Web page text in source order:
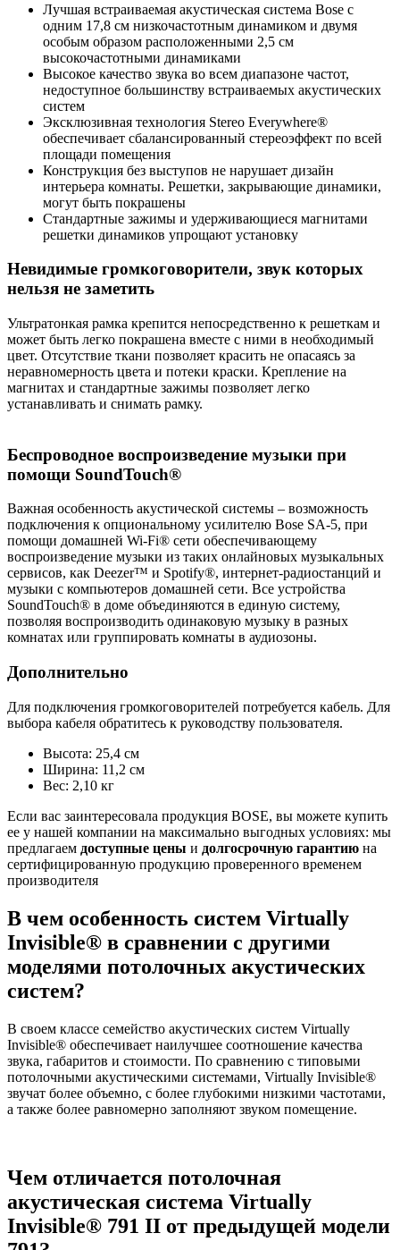
Лучшая встраиваемая акустическая система Bose с
одним 17,8 см низкочастотным динамиком и двумя
особым образом расположенными 2,5 см
высокочастотными динамиками
Высокое качество звука во всем диапазоне частот,
недоступное большинству встраиваемых акустических
систем
Эксклюзивная технология Stereo Everywhere®
обеспечивает сбалансированный стереоэффект по всей
площади помещения
Конструкция без выступов не нарушает дизайн
интерьера комнаты. Решетки, закрывающие динамики,
могут быть покрашены
Стандартные зажимы и удерживающиеся магнитами
решетки динамиков упрощают установку
Невидимые громкоговорители, звук которых
нельзя не заметить
Ультратонкая рамка крепится непосредственно к решеткам и
может быть легко покрашена вместе с ними в необходимый
цвет. Отсутствие ткани позволяет красить не опасаясь за
неравномерность цвета и потеки краски. Крепление на
магнитах и стандартные зажимы позволяет легко
устанавливать и снимать рамку.
Беспроводное воспроизведение музыки при
помощи SoundTouch®
Важная особенность акустической системы – возможность
подключения к опциональному усилителю Bose SA-5, при
помощи домашней Wi-Fi® сети обеспечивающему
воспроизведение музыки из таких онлайновых музыкальных
сервисов, как Deezer™ и Spotify®, интернет-радиостанций и
музыки с компьютеров домашней сети. Все устройства
SoundTouch® в доме объединяются в единую систему,
позволяя воспроизводить одинаковую музыку в разных
комнатах или группировать комнаты в аудиозоны.
Дополнительно
Для подключения громкоговорителей потребуется кабель. Для
выбора кабеля обратитесь к руководству пользователя.
Высота: 25,4 см
Ширина: 11,2 см
Вес: 2,10 кг
Если вас заинтересовала продукция BOSE, вы можете купить
ее у нашей компании на максимально выгодных условиях: мы
предлагаем доступные цены и долгосрочную гарантию на
сертифицированную продукцию проверенного временем
производителя
В чем особенность систем Virtually
Invisible® в сравнении с другими
моделями потолочных акустических
систем?
В своем классе семейство акустических систем Virtually
Invisible® обеспечивает наилучшее соотношение качества
звука, габаритов и стоимости. По сравнению с типовыми
потолочными акустическими системами, Virtually Invisible®
звучат более объемно, с более глубокими низкими частотами,
а также более равномерно заполняют звуком помещение.
Чем отличается потолочная
акустическая система Virtually
Invisible® 791 II от предыдущей модели